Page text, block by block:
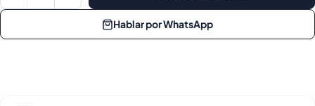
Hablar por WhatsApp